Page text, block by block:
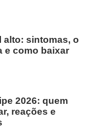
alto: sintomas, o
e como baixar
2026: quem
reações e